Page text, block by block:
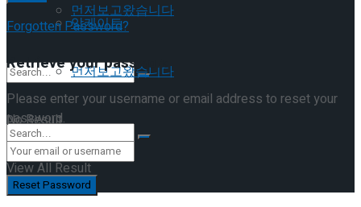
먼저보고왔습니다
No Result
View All Result
앙케이트
먼저보고왔습니다
No Result
Forgotten Password?
Retrieve your password
Please enter your username or email address to reset your
password.